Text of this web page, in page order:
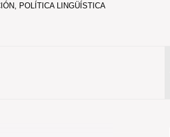
POLÍTICA LINGÜÍSTICA